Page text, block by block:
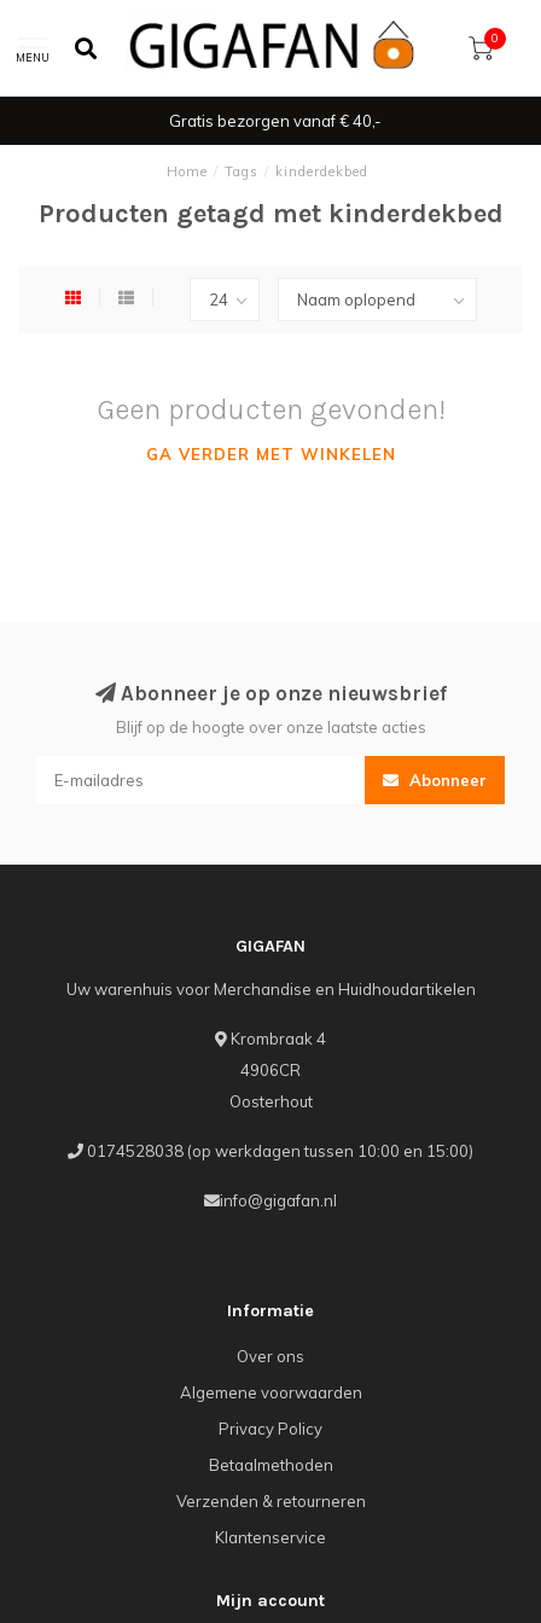
MENU
0
Gratis bezorgen vanaf € 40,-
Home / Tags / kinderdekbed
Producten getagd met kinderdekbed
Geen producten gevonden!
GA VERDER MET WINKELEN
Abonneer je op onze nieuwsbrief
Blijf op de hoogte over onze laatste acties
Abonneer
GIGAFAN
Uw warenhuis voor Merchandise en Huidhoudartikelen
Krombraak 4
4906CR
Oosterhout
0174528038 (op werkdagen tussen 10:00 en 15:00)
info@gigafan.nl
Informatie
Over ons
Algemene voorwaarden
Privacy Policy
Betaalmethoden
Verzenden & retourneren
Klantenservice
Mijn account